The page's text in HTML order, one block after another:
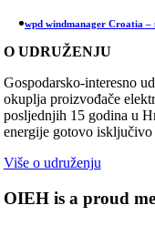
wpd windmanager Croatia
O UDRUŽENJU
Gospodarsko-interesno
okuplja proizvođače
posljednjih 15 godina u
energije gotovo
Više o udruženju
OIEH is a proud